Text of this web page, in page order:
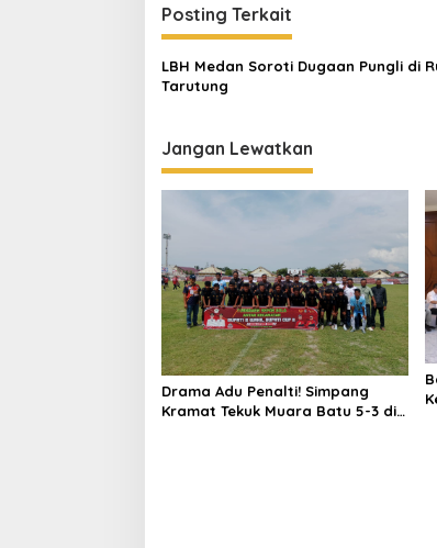
i
g
a
i
p
o
Posting Terkait
LBH Medan Soroti Dugaan Pungli di
Tarutung
Jangan Lewatkan
Drama Adu Penalti! Simpang
Kramat Tekuk Muara Batu 5-3 di